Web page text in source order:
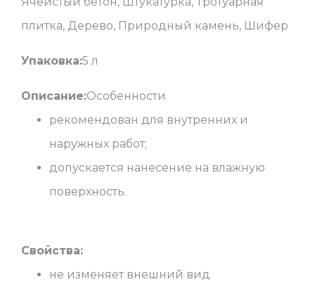
плитка, Дерево, Природный камень, Шифер
Упаковка:5 л
Описание:Особенности
рекомендован для внутренних и
наружных работ;
допускается нанесение на влажную
поверхность.
Свойства:
не изменяет внешний вид